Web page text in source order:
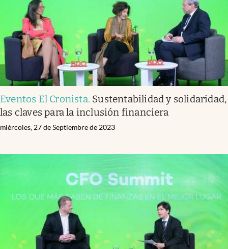
Eventos El Cronista. Sustentabilidad y solidaridad,
las claves para la inclusión financiera
miércoles, 27 de Septiembre de 2023